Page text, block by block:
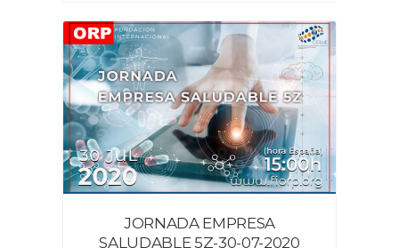
JORNADA EMPRESA
SALUDABLE 5Z-30-07-2020